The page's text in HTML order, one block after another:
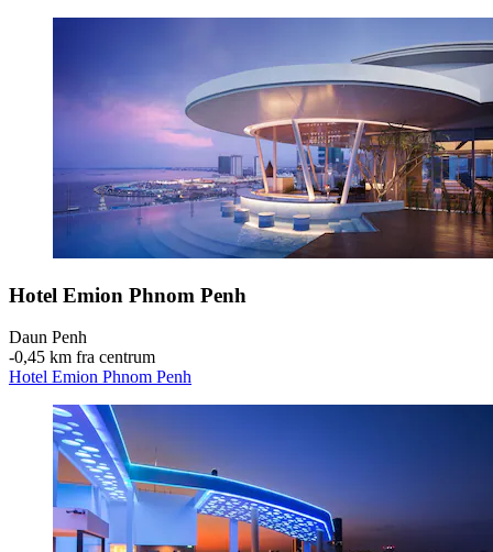
Hotel Emion Phnom Penh
Daun Penh
‐0,45 km fra centrum
Hotel Emion Phnom Penh